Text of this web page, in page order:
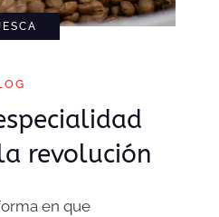
revolución
en que